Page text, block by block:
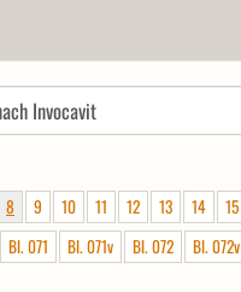
8 9 10 11 12 13 14
15
Bl. 071 Bl. 071v Bl. 072
Bl. 072v